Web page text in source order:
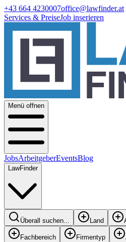
+43 664 4230007office@lawfinder.at
Services & PreiseJob inserieren
Menü offnen
JobsArbeitgeberEventsBlog
LawFinder
Überall suchen... Land
Fachbereich Firmentyp